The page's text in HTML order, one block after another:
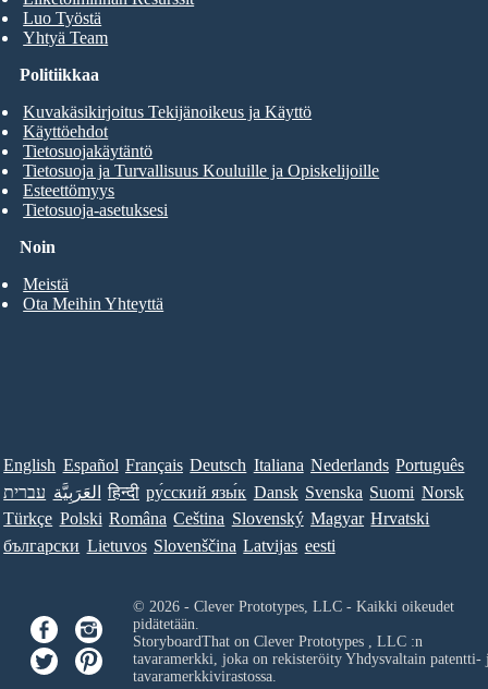
Luo Työstä
Yhtyä Team
Noin
Meistä
Ota Meihin Yhteyttä
Politiikkaa
Kuvakäsikirjoitus Tekijänoikeus ja Käyttö
Käyttöehdot
Tietosuojakäytäntö
Tietosuoja ja Turvallisuus Kouluille ja Opiskelijoille
Esteettömyys
Tietosuoja-asetuksesi
English Español Français Deutsch Italiana Nederlands Português
עברית العَرَبِيَّة हिन्दी ру́сский язы́к Dansk Svenska Suomi Norsk
Türkçe Polski Româna Ceština Slovenský Magyar Hrvatski
български Lietuvos Slovenščina Latvijas eesti
© 2026 - Clever Prototypes, LLC - Kaikki oikeudet
pidätetään.
StoryboardThat on Clever Prototypes , LLC:n
tavaramerkki, joka on rekisteröity Yhdysvaltain patentti-
tavaramerkkivirastossa.